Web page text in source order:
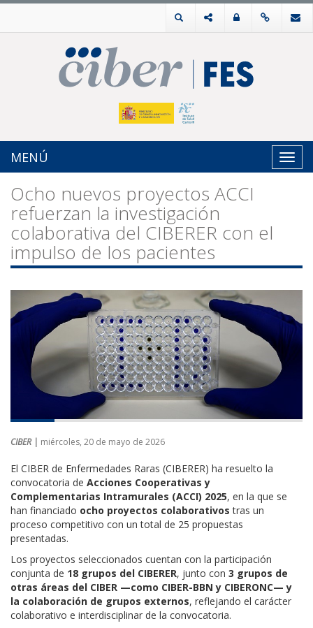
MENÚ
Ocho nuevos proyectos ACCI
refuerzan la investigación
colaborativa del CIBERER con el
impulso de los pacientes
CIBER | miércoles, 20 de mayo de 2026
El CIBER de Enfermedades Raras (CIBERER) ha resuelto la
convocatoria de Acciones Cooperativas y
Complementarias Intramurales (ACCI) 2025, en la que se
han financiado ocho proyectos colaborativos tras un
proceso competitivo con un total de 25 propuestas
presentadas.
Los proyectos seleccionados cuentan con la participación
conjunta de 18 grupos del CIBERER, junto con 3 grupos de
otras áreas del CIBER —como CIBER-BBN y CIBERONC— y
la colaboración de grupos externos, reflejando el carácter
colaborativo e interdisciplinar de la convocatoria.